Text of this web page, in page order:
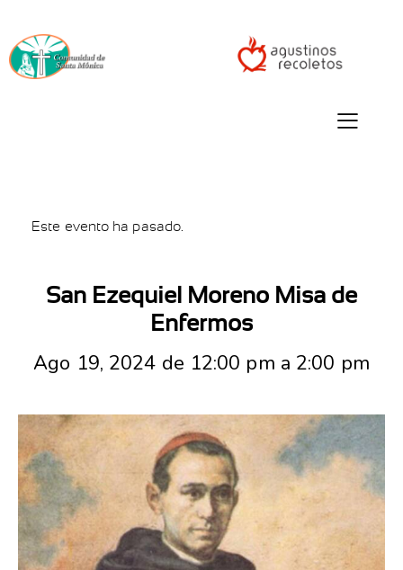
Este evento ha pasado.
San Ezequiel Moreno Misa de
Enfermos
Ago 19, 2024 de 12:00 pm a 2:00 pm